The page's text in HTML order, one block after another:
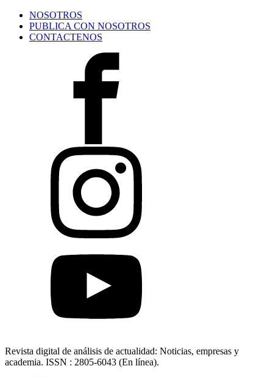
NOSOTROS
PUBLICA CON NOSOTROS
CONTACTENOS
Revista digital de análisis de actualidad: Noticias, empresas y
academia. ISSN : 2805-6043 (En línea).